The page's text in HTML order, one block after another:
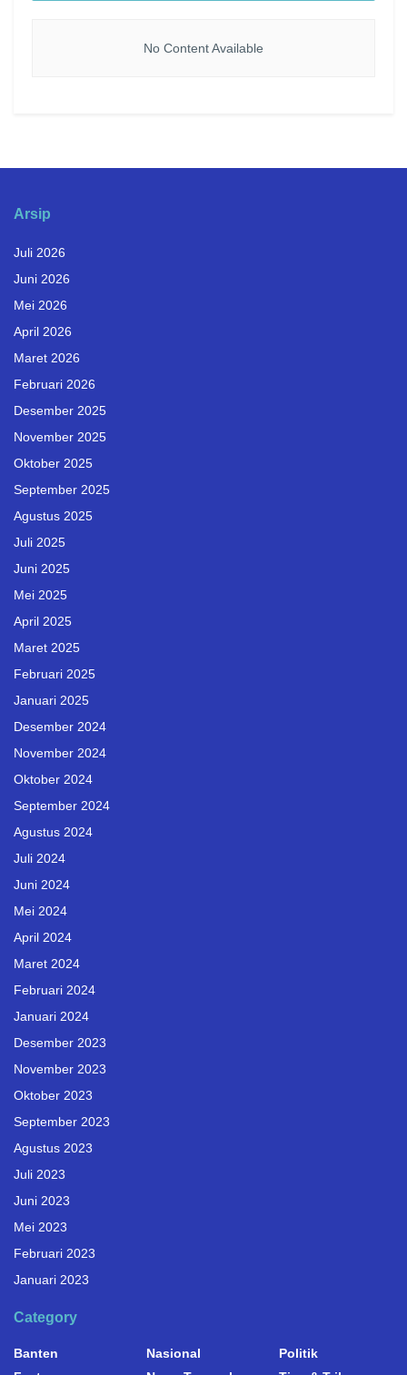
No Content Available
Arsip
Juli 2026
Juni 2026
Mei 2026
April 2026
Maret 2026
Februari 2026
Desember 2025
November 2025
Oktober 2025
September 2025
Agustus 2025
Juli 2025
Juni 2025
Mei 2025
April 2025
Maret 2025
Februari 2025
Januari 2025
Desember 2024
November 2024
Oktober 2024
September 2024
Agustus 2024
Juli 2024
Juni 2024
Mei 2024
April 2024
Maret 2024
Februari 2024
Januari 2024
Desember 2023
November 2023
Oktober 2023
September 2023
Agustus 2023
Juli 2023
Juni 2023
Mei 2023
Februari 2023
Januari 2023
Category
Banten
Nasional
Politik